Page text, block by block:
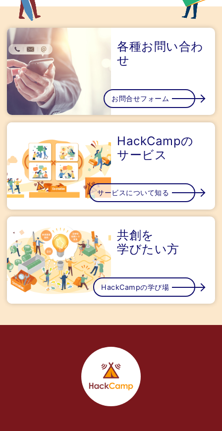
各種お問い合わ
せ
お問合せフォーム
HackCampの
サービス
サービスについて知る
共創を
学びたい方
HackCampの学び場